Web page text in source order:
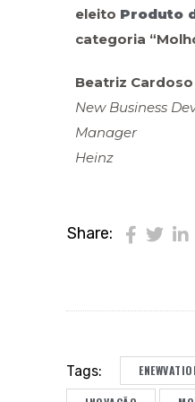
eleito Produto
categoria
Beatriz Cardoso
New Business
Manager
Heinz
Share:
Tags: